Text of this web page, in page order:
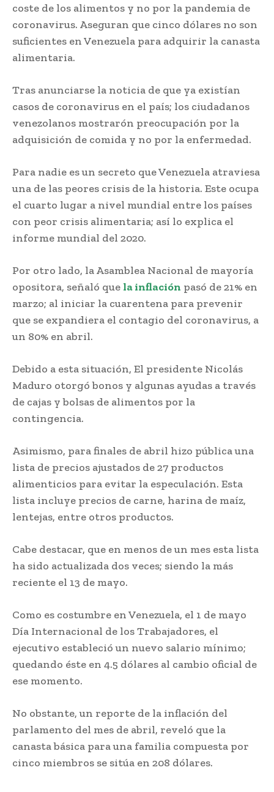
coste de los alimentos y no por la pandemia de
coronavirus. Aseguran que cinco dólares no son
suficientes en Venezuela para adquirir la canasta
alimentaria.
Tras anunciarse la noticia de que ya existían
casos de coronavirus en el país; los ciudadanos
venezolanos mostrarón preocupación por la
adquisición de comida y no por la enfermedad.
Para nadie es un secreto que Venezuela atraviesa
una de las peores crisis de la historia. Este ocupa
el cuarto lugar a nivel mundial entre los países
con peor crisis alimentaria; así lo explica el
informe mundial del 2020.
Por otro lado, la Asamblea Nacional de mayoría
opositora, señaló que la inflación pasó de 21% en
marzo; al iniciar la cuarentena para prevenir
que se expandiera el contagio del coronavirus, a
un 80% en abril.
Debido a esta situación, El presidente Nicolás
Maduro otorgó bonos y algunas ayudas a través
de cajas y bolsas de alimentos por la
contingencia.
Asimismo, para finales de abril hizo pública una
lista de precios ajustados de 27 productos
alimenticios para evitar la especulación. Esta
lista incluye precios de carne, harina de maíz,
lentejas, entre otros productos.
Cabe destacar, que en menos de un mes esta lista
ha sido actualizada dos veces; siendo la más
reciente el 13 de mayo.
Como es costumbre en Venezuela, el 1 de mayo
Día Internacional de los Trabajadores, el
ejecutivo estableció un nuevo salario mínimo;
quedando éste en 4.5 dólares al cambio oficial de
ese momento.
No obstante, un reporte de la inflación del
parlamento del mes de abril, reveló que la
canasta básica para una familia compuesta por
cinco miembros se sitúa en 208 dólares.